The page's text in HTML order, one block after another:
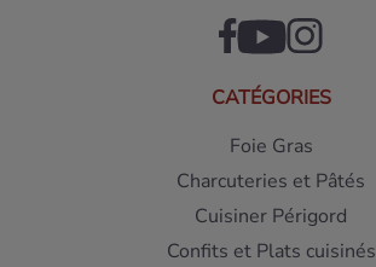
CATÉGORIES
Foie Gras
Charcuteries et Pâtés
Cuisiner Périgord
Confits et Plats cuisinés